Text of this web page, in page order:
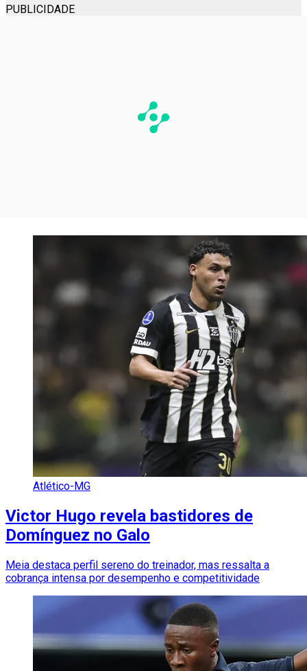
PUBLICIDADE
Atlético-MG
Victor Hugo revela bastidores de
Domínguez no Galo
Meia destaca perfil sereno do treinador, mas ressalta a
cobrança intensa por desempenho e competitividade